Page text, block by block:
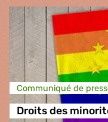
Communiqué de
Droits des